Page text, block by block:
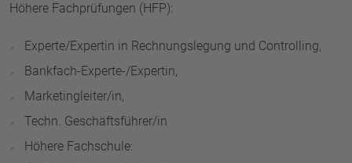
Höhere Fachprüfungen (HFP):
Experte/Expertin in Rechnungslegung und Controlling,
Bankfach-Experte-/Expertin,
Marketingleiter/in,
Techn. Geschäftsführer/in
Höhere Fachschule: